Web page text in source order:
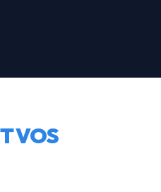
VOS